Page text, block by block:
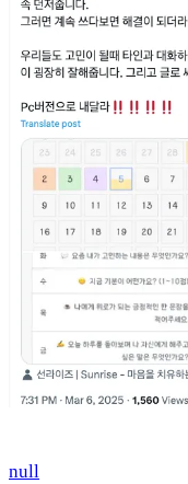
null